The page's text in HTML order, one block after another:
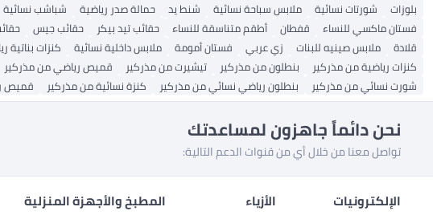
بلوزات شورتات نسائية ملابس سباحة نسائية شنط يد حمالة صدر رياضية شباشب نسائية
فستان ماكسي للنساء
قفطان أطقم متناسقة للنساء حقائب تيد بيكر حقائب جيس
قلادة
ملابس صينيه للبنات زي عربي فستان أمومة ملابس داخلية نسائية كنزات بناتية
كنزات رياضية من مذركير
بنطلون من مذركير تيشيرت من مذركير قميص رياضي من مذركير
شورت نسائي من مذركير
بنطلون رياضي نسائي من مذركير كنزة نسائية من مذركير قميص
نحن دائماً جاهزون لمساعدتك
تواصل معنا من خلال أي من قنوات الدعم التالية:
الإلكترونيات الأزياء المطبخ والأجهزة المنزلية